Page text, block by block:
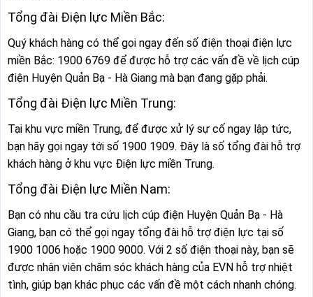
Tổng đài Điện lực Miền Bắc:
Quý khách hàng có thể gọi ngay đến số điện thoại điện lực
miền Bắc: 1900 6769 để được hỗ trợ các vấn đề về lịch cúp
điện Huyện Quản Bạ - Hà Giang mà bạn đang gặp phải.
Tổng đài Điện lực Miền Trung:
Tại khu vực miền Trung, để được xử lý sự cố ngay lập tức,
bạn hãy gọi ngay tới số 1900 1909. Đây là số tổng đài hỗ trợ
khách hàng ở khu vực Điện lực miền Trung.
Tổng đài Điện lực Miền Nam:
Bạn có nhu cầu tra cứu lịch cúp điện Huyện Quản Bạ - Hà
Giang, bạn có thể gọi ngay tổng đài hỗ trợ điện lực tại số
1900 1006 hoặc 1900 9000. Với 2 số điện thoại này, bạn sẽ
được nhân viên chăm sóc khách hàng của EVN hỗ trợ nhiệt
tình, giúp bạn khác phục các vấn đề một cách nhanh chóng.